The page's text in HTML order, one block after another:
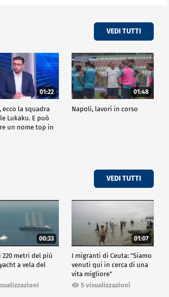
VEDI TUTTI
01:22
ecco la squadra
Lukaku. E può
un nome top in
01:48
Napoli, lavori in corso
VEDI TUTTI
00:33
220 metri del più
a vela del
01:07
I migranti di Ceuta: "Siamo
venuti qui in cerca di una
vita migliore"
5 visualizzazioni